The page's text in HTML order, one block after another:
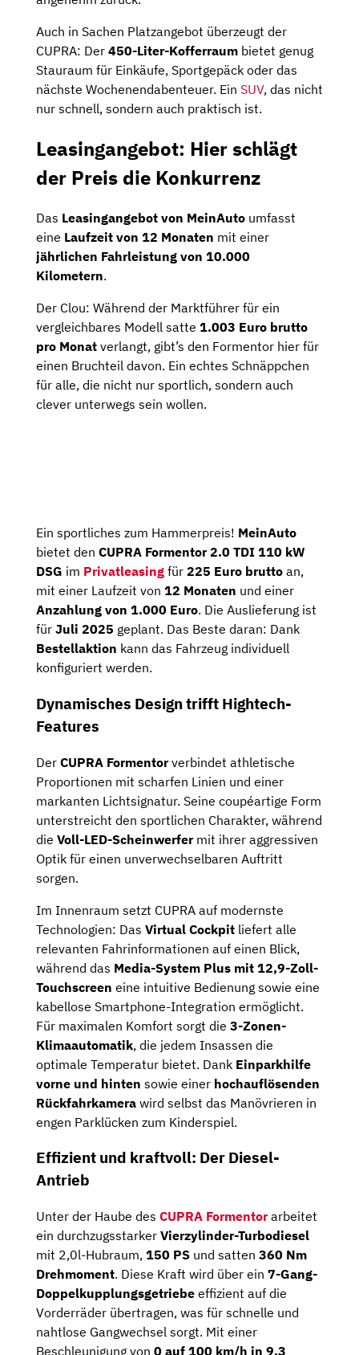
Auch in Sachen Platzangebot überzeugt der
CUPRA: Der 450-Liter-Kofferraum bietet genug
Stauraum für Einkäufe, Sportgepäck oder das
nächste Wochenendabenteuer. Ein SUV, das nicht
nur schnell, sondern auch praktisch ist.
Leasingangebot: Hier schlägt
der Preis die Konkurrenz
Das Leasingangebot von MeinAuto umfasst
eine Laufzeit von 12 Monaten mit einer
jährlichen Fahrleistung von 10.000
Kilometern.
Der Clou: Während der Marktführer für ein
vergleichbares Modell satte 1.003 Euro brutto
pro Monat verlangt, gibt’s den Formentor hier für
einen Bruchteil davon. Ein echtes Schnäppchen
für alle, die nicht nur sportlich, sondern auch
clever unterwegs sein wollen.
Ein sportliches zum Hammerpreis! MeinAuto
bietet den CUPRA Formentor 2.0 TDI 110 kW
DSG im Privatleasing für 225 Euro brutto an,
mit einer Laufzeit von 12 Monaten und einer
Anzahlung von 1.000 Euro. Die Auslieferung ist
für Juli 2025 geplant. Das Beste daran: Dank
Bestellaktion kann das Fahrzeug individuell
konfiguriert werden.
Dynamisches Design trifft Hightech-
Features
Der CUPRA Formentorverbindet athletische
Proportionen mit scharfen Linien und einer
markanten Lichtsignatur. Seine coupéartige Form
unterstreicht den sportlichen Charakter, während
die Voll-LED-Scheinwerfermit ihrer aggressiven
Optik für einen unverwechselbaren Auftritt
sorgen.
Im Innenraum setzt CUPRA auf modernste
Technologien: Das Virtual Cockpit liefert alle
relevanten Fahrinformationen auf einen Blick,
während das Media-System Plus mit 12,9-Zoll-
Touchscreen eine intuitive Bedienung sowie eine
kabellose Smartphone-Integration ermöglicht.
Für maximalen Komfort sorgt die 3-Zonen-
Klimaautomatik, die jedem Insassen die
optimale Temperatur bietet. Dank Einparkhilfe
vorne und hinten sowie einer hochauflösenden
Rückfahrkamera wird selbst das Manövrieren in
engen Parklücken zum Kinderspiel.
Effizient und kraftvoll: Der Diesel-
Antrieb
Unter der Haube des CUPRA Formentorarbeitet
ein durchzugsstarker Vierzylinder-Turbodiesel
mit 2,0l-Hubraum, 150 PS und satten 360 Nm
Drehmoment. Diese Kraft wird über ein 7-Gang-
Doppelkupplungsgetriebe effizient auf die
Vorderräder übertragen, was für schnelle und
nahtlose Gangwechsel sorgt. Mit einer
Beschleunigung von 0 auf 100 km/h in 9,3